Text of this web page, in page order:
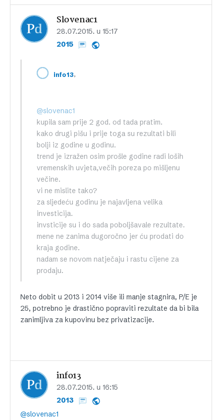
Slovenac1
28.07.2015. u 15:17
2015
info13,
@slovenac1
kupila sam prije 2 god. od tada pratim.
kako drugi pišu i prije toga su rezultati bili
bolji iz godine u godinu.
trend je izražen osim prošle godine radi loših
vremenskih uvjeta,večih poreza po mišljenu
večine.
vi ne mislite tako?
za sljedeću godinu je najavljena velika
investicija.
invsticije su i do sada poboljšavale rezultate.
mene ne zanima dugoročno jer ću prodati do
kraja godine.
nadam se novom natječaju i rastu cijene za
prodaju.
Neto dobit u 2013 i 2014 više ili manje stagnira, P/E je
25, potrebno je drastično popraviti rezultate da bi bila
zanimljiva za kupovinu bez privatizacije.
info13
28.07.2015. u 16:15
2013
@slovenac1